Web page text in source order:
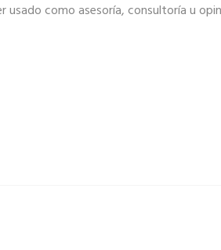
usado como asesoría, consultoría u